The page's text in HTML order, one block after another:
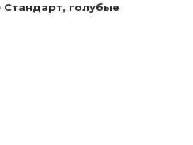
голубые